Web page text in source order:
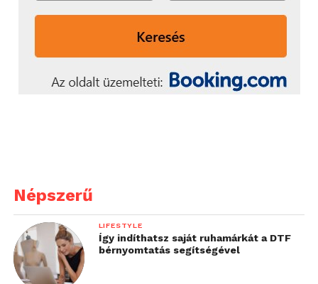
Népszerű
LIFESTYLE
Így indíthatsz saját ruhamárkát a DTF
bérnyomtatás segítségével